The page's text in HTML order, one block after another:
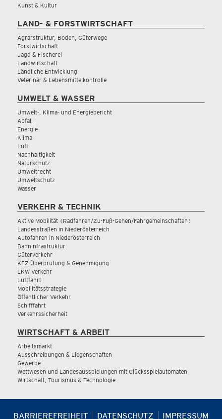
Kunst & Kultur
LAND- & FORSTWIRTSCHAFT
Agrarstruktur, Boden, Güterwege
Forstwirtschaft
Jagd & Fischerei
Landwirtschaft
Ländliche Entwicklung
Veterinär & Lebensmittelkontrolle
UMWELT & WASSER
Umwelt-, Klima- und Energiebericht
Abfall
Energie
Klima
Luft
Nachhaltigkeit
Naturschutz
Umweltrecht
Umweltschutz
Wasser
VERKEHR & TECHNIK
Aktive Mobilität (Radfahren/Zu-Fuß-Gehen/Fahrgemeinschaften)
Landesstraßen in Niederösterreich
Autofahren in Niederösterreich
Bahninfrastruktur
Güterverkehr
KFZ-Überprüfung & Genehmigung
LKW Verkehr
Luftfahrt
Mobilitätsstrategie
Öffentlicher Verkehr
Schifffahrt
Verkehrssicherheit
WIRTSCHAFT & ARBEIT
Arbeitsmarkt
Ausschreibungen & Liegenschaften
Gewerbe
Wettwesen und Landesausspielungen mit Glücksspielautomaten
Wirtschaft, Tourismus & Technologie
BARRIEREFREIHEIT DATENSCHUTZ IMPRESSUM